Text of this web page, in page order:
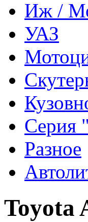
Иж /
УАЗ
Серия
Разное
Toyota